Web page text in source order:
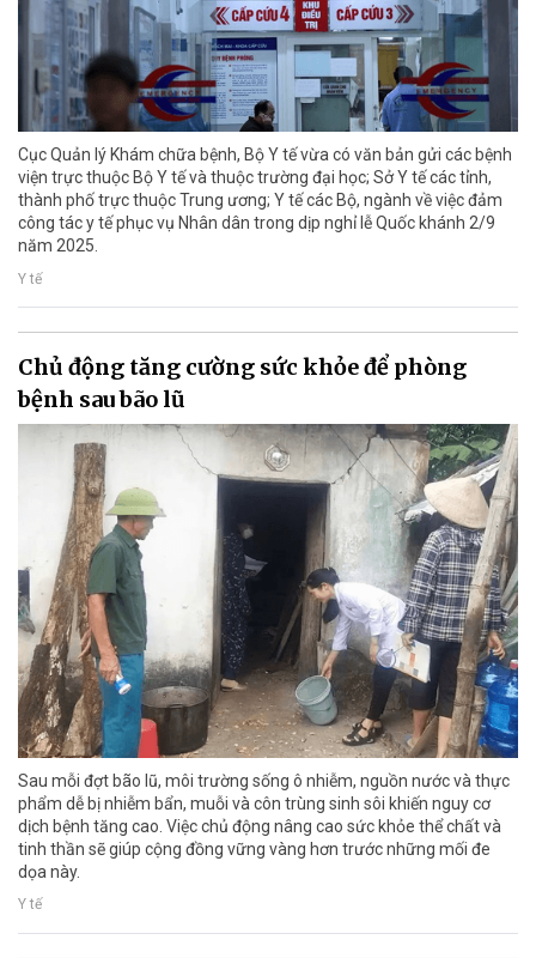
Cục Quản lý Khám chữa bệnh, Bộ Y tế vừa có văn bản gửi các bệnh
viện trực thuộc Bộ Y tế và thuộc trường đại học; Sở Y tế các tỉnh,
thành phố trực thuộc Trung ương; Y tế các Bộ, ngành về việc đảm
công tác y tế phục vụ Nhân dân trong dịp nghỉ lễ Quốc khánh 2/9
năm 2025.
Y tế
Chủ động tăng cường sức khỏe để phòng
bệnh sau bão lũ
Sau mỗi đợt bão lũ, môi trường sống ô nhiễm, nguồn nước và thực
phẩm dễ bị nhiễm bẩn, muỗi và côn trùng sinh sôi khiến nguy cơ
dịch bệnh tăng cao. Việc chủ động nâng cao sức khỏe thể chất và
tinh thần sẽ giúp cộng đồng vững vàng hơn trước những mối đe
dọa này.
Y tế